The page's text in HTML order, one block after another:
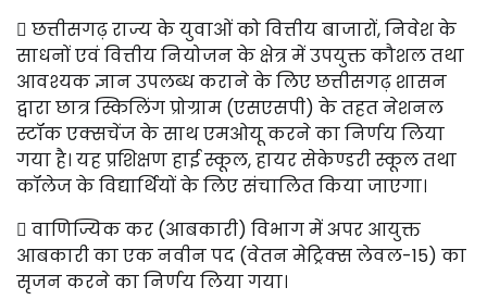
 छत्तीसगढ़ राज्य के युवाओं को वित्तीय बाजारों, निवेश के
साधनों एवं वित्तीय नियोजन के क्षेत्र में उपयुक्त कौशल तथा
आवश्यक ज्ञान उपलब्ध कराने के लिए छत्तीसगढ़ शासन
द्वारा छात्र स्किलिंग प्रोग्राम (एसएसपी) के तहत नेशनल
स्टॉक एक्सचेंज के साथ एमओयू करने का निर्णय लिया
गया है। यह प्रशिक्षण हाई स्कूल, हायर सेकेण्डरी स्कूल तथा
कॉलेज के विद्यार्थियों के लिए संचालित किया जाएगा।
 वाणिज्यिक कर (आबकारी) विभाग में अपर आयुक्त
आबकारी का एक नवीन पद (वेतन मेट्रिक्स लेवल-15) का
सृजन करने का निर्णय लिया गया।